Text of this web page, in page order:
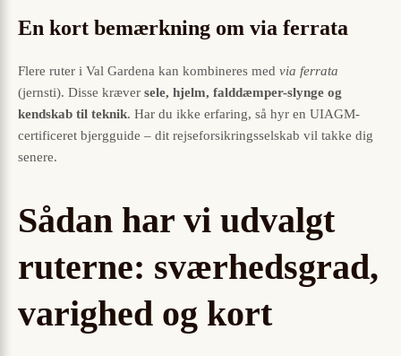
En kort bemærkning om via ferrata
Flere ruter i Val Gardena kan kombineres med via ferrata
(jernsti). Disse kræver sele, hjelm, falddæmper-slynge og
kendskab til teknik. Har du ikke erfaring, så hyr en UIAGM-
certificeret bjergguide – dit rejseforsikringsselskab vil takke dig
senere.
Sådan har vi udvalgt
ruterne: sværhedsgrad,
varighed og kort